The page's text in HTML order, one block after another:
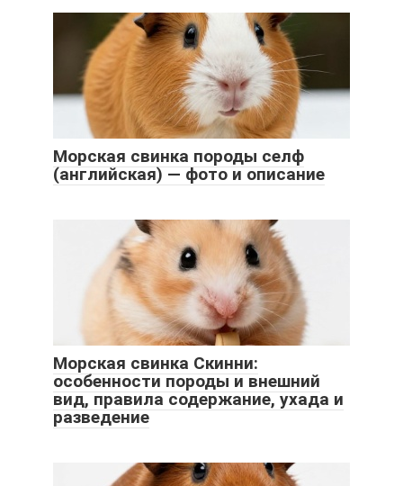
Морская свинка породы селф
(английская) — фото и описание
Морская свинка Скинни:
особенности породы и внешний
вид, правила содержание, ухада и
разведение